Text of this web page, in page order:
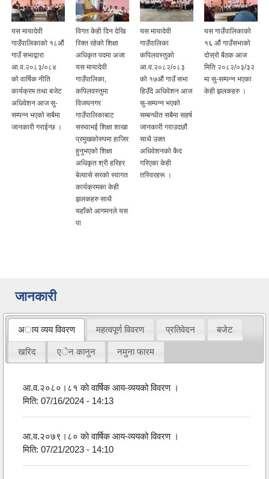
यस मायादेवी
गाउँपालिकाको १८औं
गाउँ सभाद्वारा
आ.व.२०८३/०८४
को वार्षिक नीति
कार्यक्रम तथा बजेट
अधिवेशन आज सु-
सम्पन्न भएको सबैमा
जानकारी गराईन्छ ।
विगत केही दिन देखि
रिक्त रहेको शिक्षा
अधिकृत पदमा अजा
यस मायादेवी
गाउँपालिका,
कपिलवस्तुमा
विजयनगर
गाउँपालिकाबाट
सरुवाभई शिक्षा शाखा
प्रमुखकोरुपमा हाजिर
हुनुभएको शिक्षा
अधिकृत श्री हरिहर
बेल्वासे सरको स्वागत
कार्यक्रमका केही
झलकहरु साथै
यहाँको आगमनले यस
पा
यस मायादेवी
गाउॅंपालिका
कपिलवस्तुको
आ.व.२०८२/०८३
को १७औं गाउॅं सभा
हिउॅंदे अधिवेशन आज
सु-सम्पन्न भएको
सम्बन्धीत सबैमा सहर्ष
जानकारी गराउदछौं
साथै उक्त
अधिवेशनको कैद
गरिएका केही
तस्विरहरू ।
यस गाउँपालिकाको
१६ औं गाउँसभाको
दोस्रो बैठक आज
मिति २०८२/०३/३२
मा सु-सम्पन्न भएका
केही झलकहरु ।
जानकारी
अाय व्यय विवरण महत्वपूर्ण विवरण प्रतिवेदन बजेट
खरिद एेन कानुन नमुना फारम
आ.व.२०८०।८१ काे वार्षिक आय-व्ययको विवरण ।
मिति:07/16/2024 - 14:13
आ.व.२०७९।८० काे वार्षिक आय-व्ययको विवरण ।
मिति:07/21/2023 - 14:10